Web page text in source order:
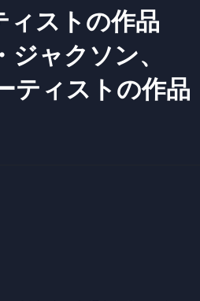
ストの作品
ャクソン、
ティストの作品